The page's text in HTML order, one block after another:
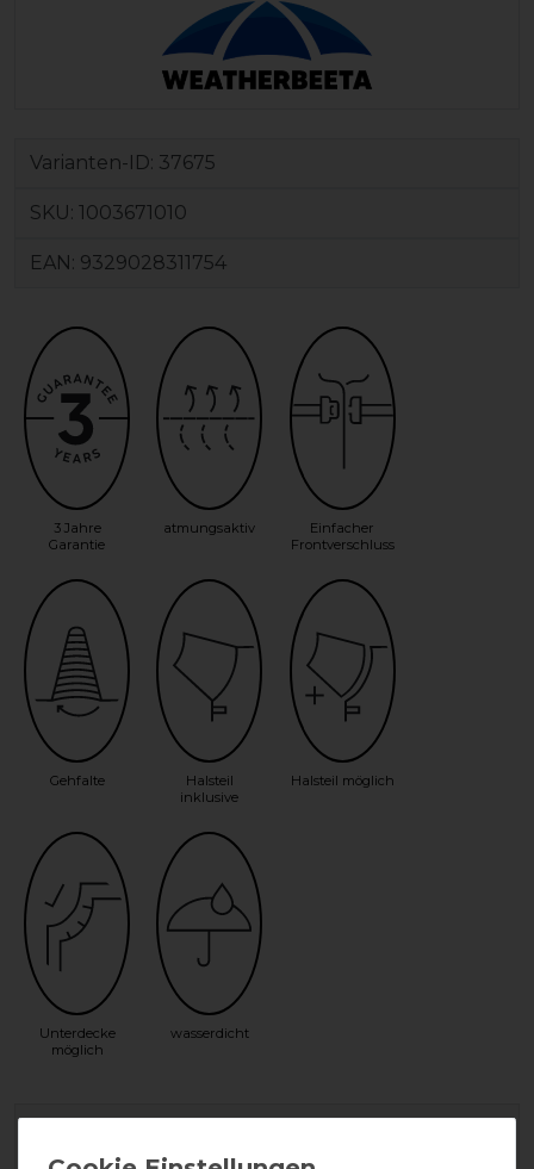
Varianten-ID: 37675
SKU: 1003671010
EAN: 9329028311754
3 Jahre
Garantie
atmungsaktiv
Einfacher
Frontverschluss
Gehfalte
Halsteil
inklusive
Halsteil möglich
Unterdecke
möglich
wasserdicht